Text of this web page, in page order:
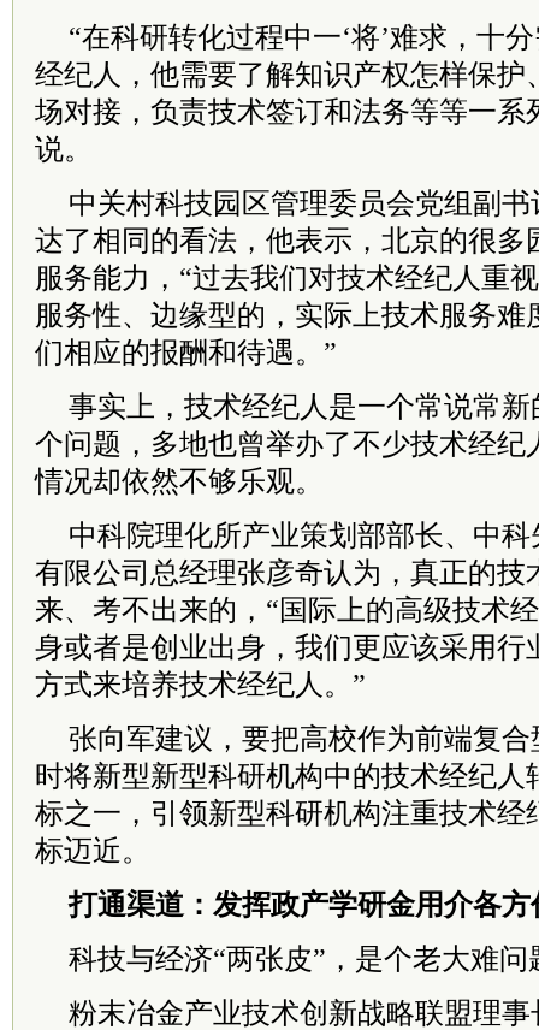
“在科研转化过程中一‘将’难求，十
经纪人，他需要了解知识产权怎样保护
场对接，负责技术签订和法务等等一系
说。
中关村科技园区管理委员会党组副
达了相同的看法，他表示，北京的很多
服务能力，“过去我们对技术经纪人重
服务性、边缘型的，实际上技术服务难
们相应的报酬和待遇。”
事实上，技术经纪人是一个常说常
个问题，多地也曾举办了不少技术经纪
情况却依然不够乐观。
中科院理化所产业策划部部长、中
有限公司总经理张彦奇认为，真正的技
来、考不出来的，“国际上的高级技术
身或者是创业出身，我们更应该采用行
方式来培养技术经纪人。”
张向军建议，要把高校作为前端复
时将新型新型科研机构中的技术经纪人
标之一，引领新型科研机构注重技术经
标迈近。
打通渠道：发挥政产学研金用介各方
科技与经济“两张皮”，是个老大难问
粉末冶金产业技术创新战略联盟理